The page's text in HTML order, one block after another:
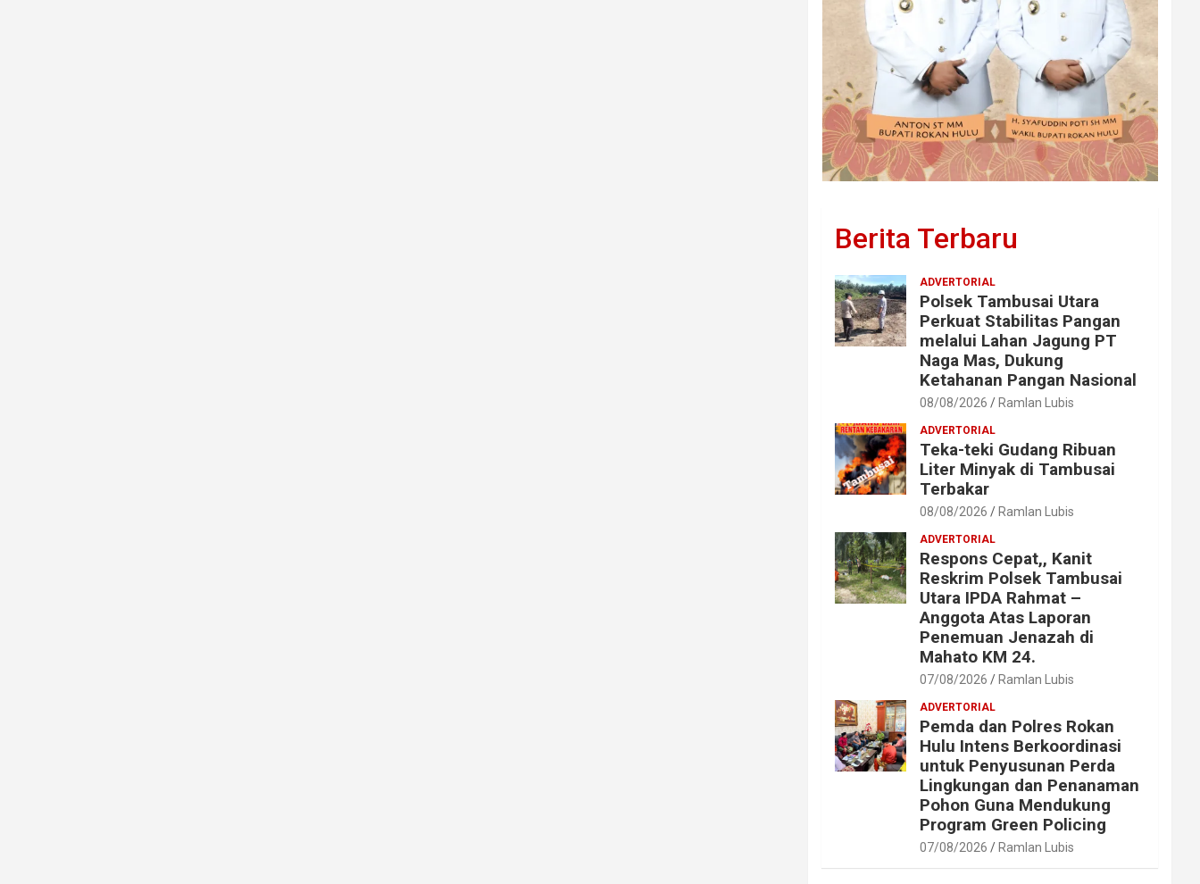
Berita Terbaru
ADVERTORIAL
Polsek Tambusai Utara
Perkuat Stabilitas Pangan
melalui Lahan Jagung PT
Naga Mas, Dukung
Ketahanan Pangan Nasional
08/08/2026 Ramlan Lubis
ADVERTORIAL
Teka-teki Gudang Ribuan
Liter Minyak di Tambusai
Terbakar
08/08/2026 Ramlan Lubis
ADVERTORIAL
Respons Cepat,, Kanit
Reskrim Polsek Tambusai
Utara IPDA Rahmat –
Anggota Atas Laporan
Penemuan Jenazah di
Mahato KM 24.
07/08/2026 Ramlan Lubis
ADVERTORIAL
Pemda dan Polres Rokan
Hulu Intens Berkoordinasi
untuk Penyusunan Perda
Lingkungan dan Penanaman
Pohon Guna Mendukung
Program Green Policing
07/08/2026 Ramlan Lubis